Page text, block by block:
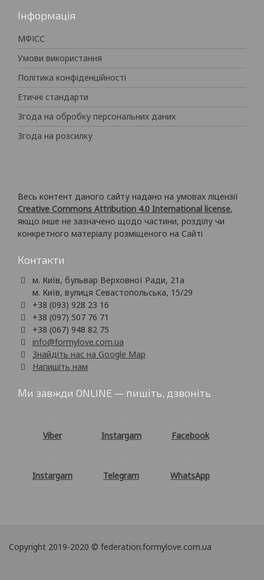
Інформація
МФІСС
Умови використання
Політика конфіденційності
Етичні стандарти
Згода на обробку персональних даних
Згода на розсилку
Весь контент даного сайту надано на умовах ліцензії
Creative Commons Attribution 4.0 International license,
якщо інше не зазначено щодо частини, розділу чи
конкретного матеріалу розміщеного на Сайті
Контакти
м. Київ, бульвар Верховної Ради, 21а
м. Київ, вулиця Севастопольська, 15/29
+38 (093) 928 23 16
+38 (097) 507 76 71
+38 (067) 948 82 75
info@formylove.com.ua
Знайдіть нас на Google Map
Напишіть нам
Ми завжди ONLINE — пишіть, дзвоніть
Viber Instargam Facebook
Instargam Telegram WhatsApp
Copyright 2019-2020 © federation.formylove.com.ua